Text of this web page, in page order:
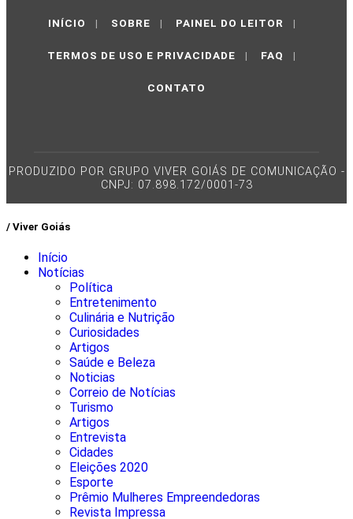
INÍCIO | SOBRE | PAINEL DO LEITOR |
TERMOS DE USO E PRIVACIDADE | FAQ |
CONTATO
PRODUZIDO POR GRUPO VIVER GOIÁS DE COMUNICAÇÃO -
CNPJ: 07.898.172/0001-73
/ Viver Goiás
Início
Notícias
Política
Entretenimento
Culinária e Nutrição
Curiosidades
Artigos
Saúde e Beleza
Noticias
Correio de Notícias
Turismo
Artigos
Entrevista
Cidades
Eleições 2020
Esporte
Prêmio Mulheres Empreendedoras
Revista Impressa